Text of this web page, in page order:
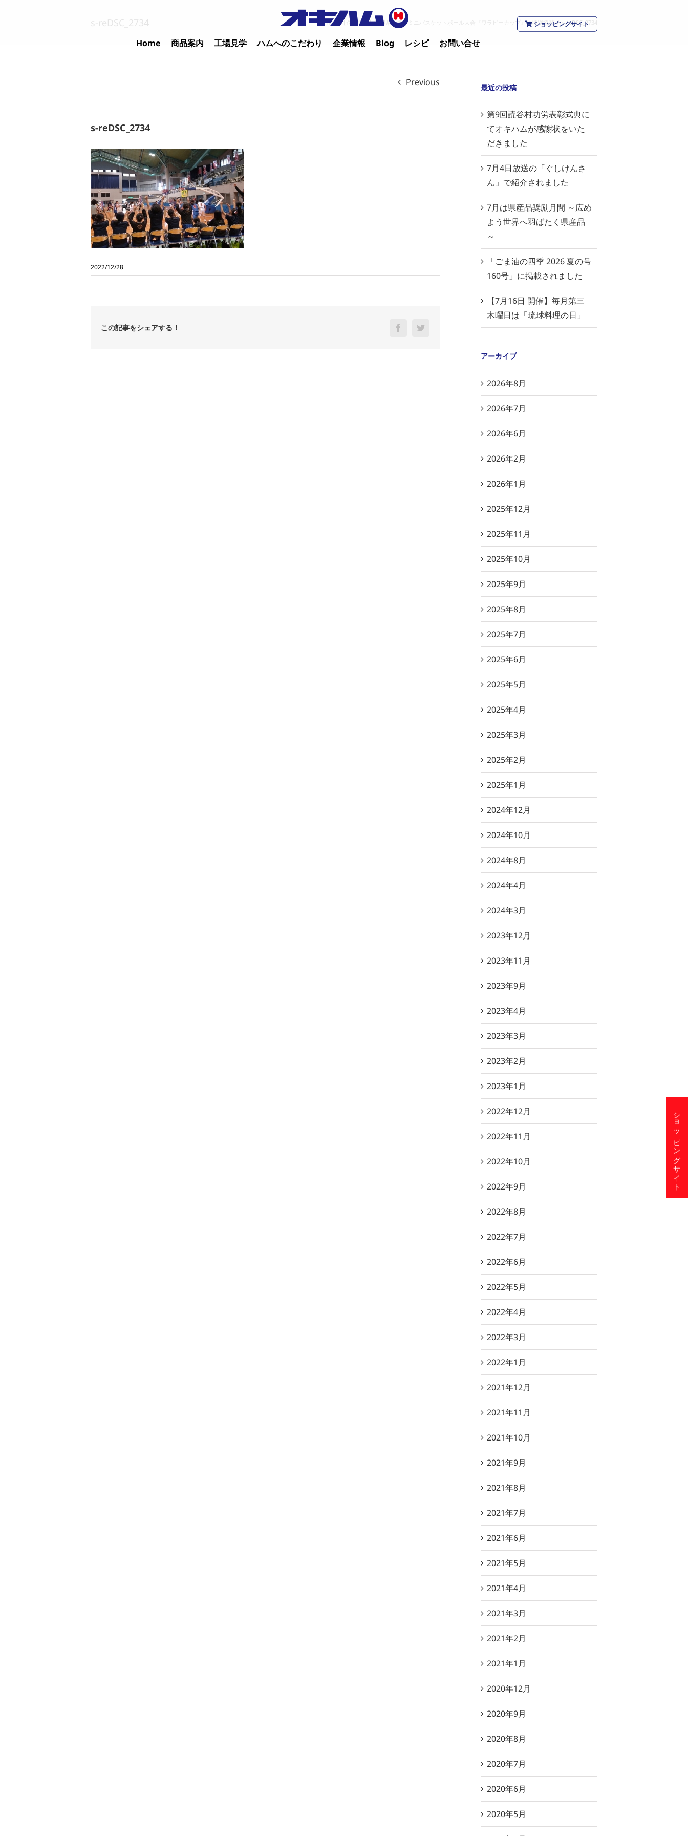
ショッピングサイト
Home 商品案内 工場見学 ハムへのこだわり 企業情報 Blog レシピ お問い合せ
s-reDSC_2734 Home 【企業情報】沖縄県小学生ミニバスケットボール大会『ワラビーカップ』に特別協賛 / s-reDSC_2734
Previous
s-reDSC_2734
2022/12/28
この記事をシェアする！ Facebook
最近の投稿
第9回読谷村功労表彰式典に
てオキハムが感謝状をいた
だきました
7月4日放送の「ぐしけんさ
ん」で紹介されました
7月は県産品奨励月間 ～広め
よう世界へ羽ばたく県産品
～
「ごま油の四季 2026 夏の号
160号」に掲載されました
【7月16日 開催】毎月第三
木曜日は「琉球料理の日」
アーカイブ
2026年8月
2026年7月
2026年6月
2026年2月
2026年1月
2025年12月
2025年11月
2025年10月
2025年9月
2025年8月
2025年7月
2025年6月
2025年5月
2025年4月
2025年3月
2025年2月
2025年1月
2024年12月
2024年10月
2024年8月
2024年4月
2024年3月
2023年12月
2023年11月
2023年9月
2023年4月
2023年3月
2023年2月
2023年1月
2022年12月
2022年11月
2022年10月
2022年9月
2022年8月
2022年7月
2022年6月
2022年5月
2022年4月
2022年3月
2022年1月
2021年12月
2021年11月
2021年10月
2021年9月
2021年8月
2021年7月
2021年6月
2021年5月
2021年4月
2021年3月
2021年2月
2021年1月
2020年12月
2020年9月
2020年8月
2020年7月
2020年6月
2020年5月
ショッピングサイト